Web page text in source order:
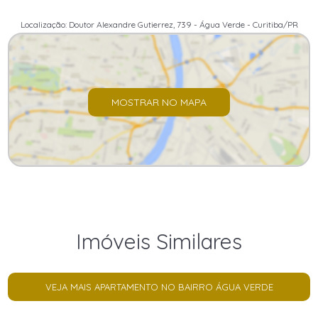
Localização: Doutor Alexandre Gutierrez, 739 - Água Verde - Curitiba/PR
MOSTRAR NO MAPA
Imóveis Similares
VEJA MAIS APARTAMENTO NO BAIRRO ÁGUA VERDE